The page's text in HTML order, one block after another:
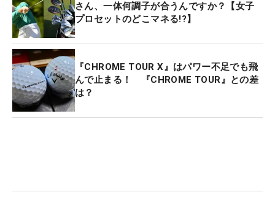
さん、一体何調子が合うんですか？【女子
プロセットのどこマネる!?】
『CHROME TOUR X』はパワー不足でも飛
んで止まる！ 『CHROME TOUR』との差
は？